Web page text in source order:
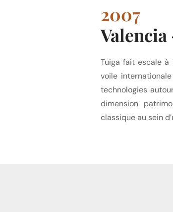
2007
Tuiga fait escale à
voile
technologies
dimension
classique au sein